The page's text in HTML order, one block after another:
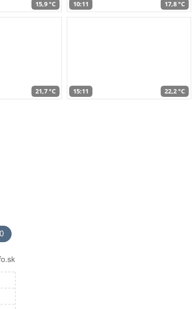
15,9 °C 10:11 17,8 °C
21,7 °C 15:11 22,2 °C